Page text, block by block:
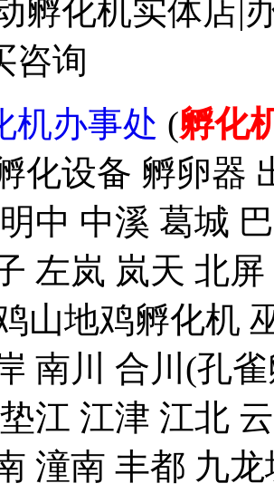
孵化机实体店|
咨询
机办事处 (孵化
化设备 孵卵器
中 中溪 葛城
左岚 岚天 北
山地鸡孵化机
南川 合川(孔
江 江津 江北
潼南 丰都 九